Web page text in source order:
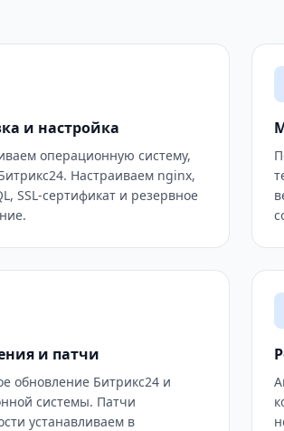
и настройка
операционную систему,
Настраиваем nginx,
SSL-сертификат и резервное
и патчи
обновление Битрикс24 и
системы. Патчи
устанавливаем в